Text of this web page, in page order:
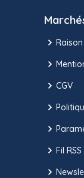
CGV
Fil RSS